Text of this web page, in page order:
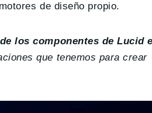
de diseño propio.
los componentes de Lucid
que tenemos para crear